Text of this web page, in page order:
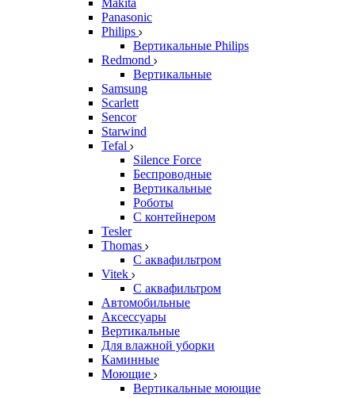
Makita
Panasonic
Philips
Вертикальные Philips
Redmond
Вертикальные
Samsung
Scarlett
Sencor
Starwind
Tefal
Silence Force
Беспроводные
Вертикальные
Роботы
С контейнером
Tesler
Thomas
С аквафильтром
Vitek
С аквафильтром
Автомобильные
Аксессуары
Вертикальные
Для влажной уборки
Каминные
Моющие
Вертикальные моющие